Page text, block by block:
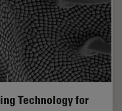
Technology for